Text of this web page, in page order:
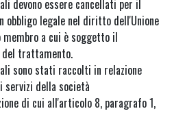
devono essere cancellati per il
obbligo legale nel diritto dell'Unione
a cui è soggetto il
del trattamento.
sono stati raccolti in relazione
servizi della società
di cui all'articolo 8, paragrafo 1,